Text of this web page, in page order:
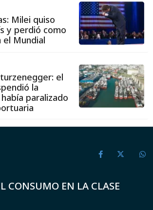
Milei quiso
y perdió como
Mundial
el
la
paralizado
CONSUMO EN LA CLASE